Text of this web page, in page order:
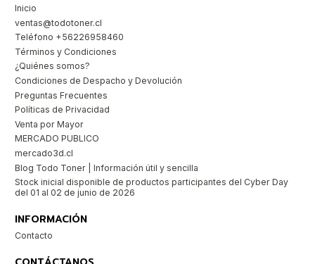
Inicio
ventas@todotoner.cl
Teléfono +56226958460
Términos y Condiciones
¿Quiénes somos?
Condiciones de Despacho y Devolución
Preguntas Frecuentes
Políticas de Privacidad
Venta por Mayor
MERCADO PUBLICO
mercado3d.cl
Blog Todo Toner | Información útil y sencilla
Stock inicial disponible de productos participantes del Cyber Day
del 01 al 02 de junio de 2026
INFORMACIÓN
Contacto